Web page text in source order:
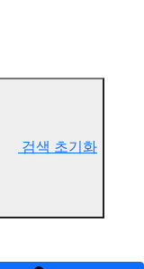
검색 초기화